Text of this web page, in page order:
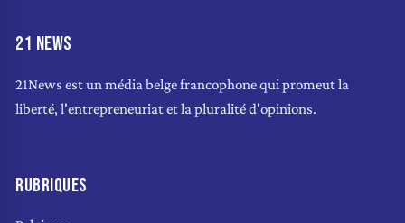
21 NEWS
21News est un média belge francophone qui promeut la
liberté, l'entrepreneuriat et la pluralité d'opinions.
RUBRIQUES